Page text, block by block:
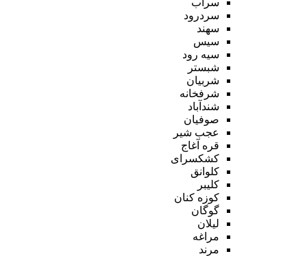
سردرود
سهند
سیس
سیه رود
شبستر
شربیان
شرفخانه
شندآباد
صوفیان
عجب شیر
قره آغاج
کشکسرای
کلوانق
کلیبر
کوزه کنان
گوگان
لیلان
مراغه
مرند